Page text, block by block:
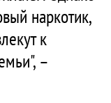
наркотик,
к
–